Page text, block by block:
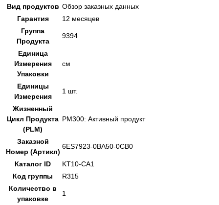
Вид продуктов Обзор заказных данных
Гарантия
12 месяцев
Группа
Продукта
9394
Единица
Измерения
Упаковки
см
Единицы
Измерения
1 шт.
Жизненный
Цикл Продукта
(PLM)
PM300: Активный продукт
Заказной
Номер (Артикл)
6ES7923-0BA50-0CB0
Каталог ID
KT10-CA1
Код группы
R315
Количество в
упаковке
1